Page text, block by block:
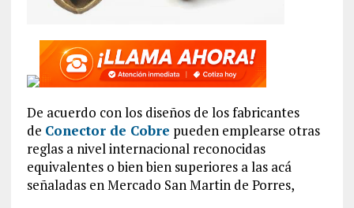
De acuerdo con los diseños de los fabricantes
de Conector de Cobre pueden emplearse otras
reglas a nivel internacional reconocidas
equivalentes o bien bien superiores a las acá
señaladas en Mercado San Martin de Porres,